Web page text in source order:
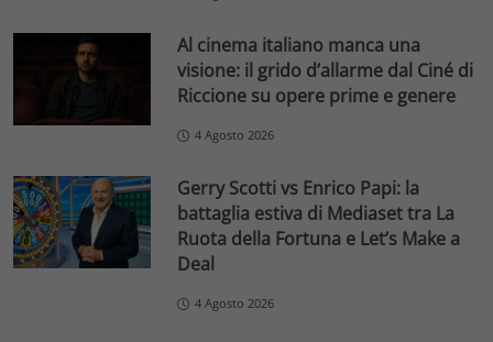
Al cinema italiano manca una
visione: il grido d’allarme dal Ciné di
Riccione su opere prime e genere
4 Agosto 2026
Gerry Scotti vs Enrico Papi: la
battaglia estiva di Mediaset tra La
Ruota della Fortuna e Let’s Make a
Deal
4 Agosto 2026